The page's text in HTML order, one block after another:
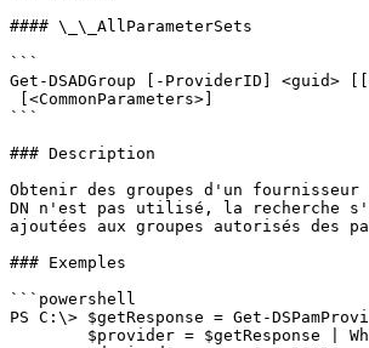
#### \_\_AllParameterSets
```
Get-DSADGroup [-ProviderID] <guid>
```
### Description
Obtenir des groupes d'un
DN n'est pas utilisé, la recherche
ajoutées aux groupes autorisés des
### Exemples
```powershell
PS C:\> $getResponse = Get-